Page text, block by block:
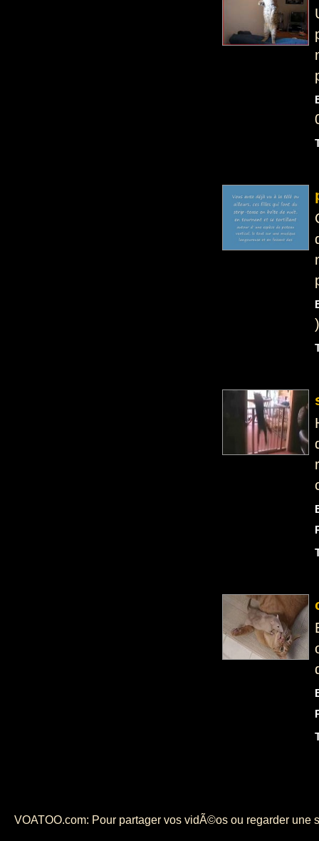
VOATOO.com: Pour partager vos vidÃ©os ou regarder